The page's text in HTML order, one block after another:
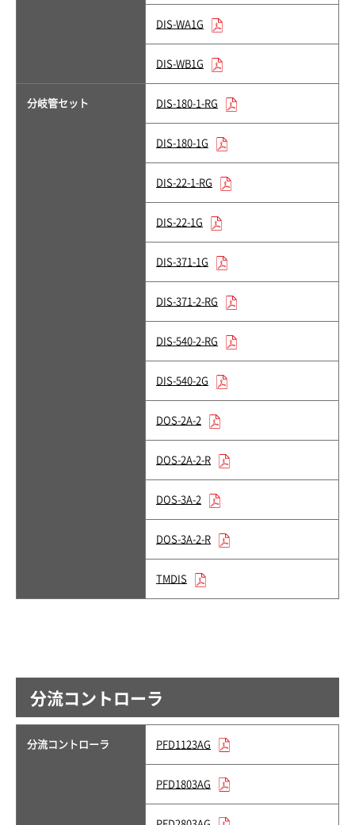
DIS-WA1G
DIS-WB1G
分岐管セット DIS-180-1-RG
DIS-180-1G
DIS-22-1-RG
DIS-22-1G
DIS-371-1G
DIS-371-2-RG
DIS-540-2-RG
DIS-540-2G
DOS-2A-2
DOS-2A-2-R
DOS-3A-2
DOS-3A-2-R
TMDIS
分流コントローラ
分流コントローラ PFD1123AG
PFD1803AG